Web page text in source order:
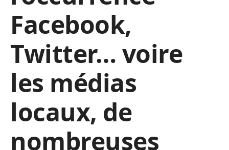
Facebook,
Twitter… voire
les médias
locaux, de
nombreuses